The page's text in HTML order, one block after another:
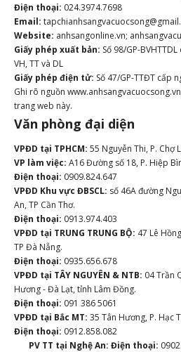
Điện thoại: 024.3974.7698
Email:
Website: anhsangonline.vn;
Giấy phép xuất bản: Số 98/GP-
VH, TT và DL
Giấy phép điện tử: Số 47/GP-TTĐT cấp
Ghi rõ nguồn
trang web này.
Văn phòng đại diện
VPĐD tại TPHCM: 55 Nguyễn Thi, P. Chợ
VP làm việc: A16 Đường số 18, P. Hiệp
Điện thoại: 0909.824.647
VPĐD Khu vực ĐBSCL: số 46A đường
An, TP Cần Thơ.
Điện thoại: 0913.974.403
VPĐD tại TRUNG TRUNG BỘ: 47 Lê
TP Đà Nẵng.
Điện thoại: 0935.656.678
VPĐD tại TÂY NGUYÊN & NTB: 04 Trần
Hương - Đà Lạt, tỉnh Lâm Đồng.
Điện thoại: 091 386 5061
VPĐD tại Bắc MT: 35 Tân Hương, P. Hạc
Điện thoại: 0912.858.082
PV TT tại Nghệ An: Điện thoại: